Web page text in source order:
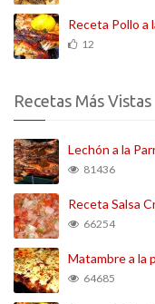
Receta Pollo a
12
Recetas Más Vistas
Lechón a la
81436
Receta Salsa
66254
Matambre a la
64685